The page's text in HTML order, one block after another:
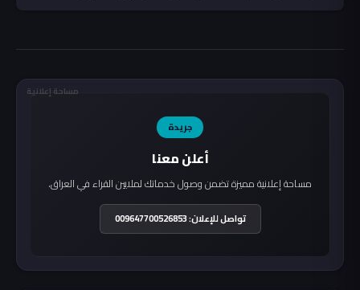
مساحة إعلانية
جريدة
أعلن معنا
مساحة إعلانية مميزة تضمن وصول خدماتك لملايين القراء في العراق.
تواصل للإعلان: 009647700526853